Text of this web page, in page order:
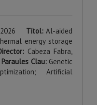
2026 Títol: Al-aided
energy storage
Cabeza Fabra,
Paraules Clau: Genetic
Artificial